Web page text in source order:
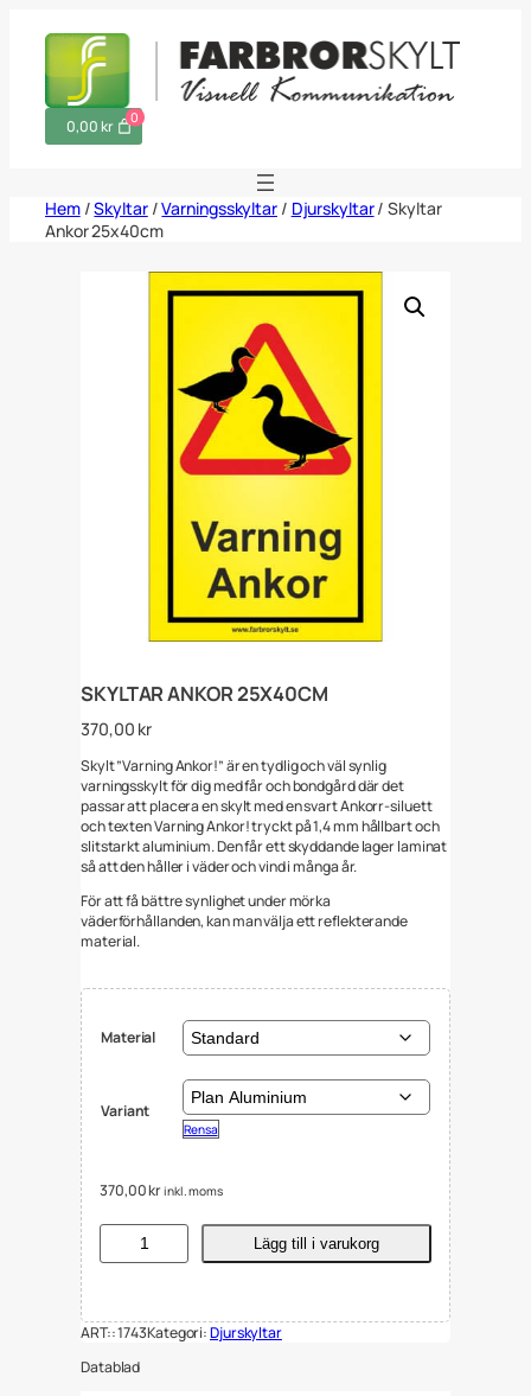
0
0,00 kr
Hem/Skyltar/Varningsskyltar/ Djurskyltar/ Skyltar
Ankor 25x40cm
SKYLTAR ANKOR 25X40CM
370,00 kr
Skylt ”Varning Ankor!” är en tydlig och väl synlig
varningsskylt för dig med får och bondgård där det
passar att placera en skylt med en svart Ankorr-siluett
och texten Varning Ankor! tryckt på 1,4 mm hållbart och
slitstarkt aluminium. Den får ett skyddande lager laminat
så att den håller i väder och vind i många år.
För att få bättre synlighet under mörka
väderförhållanden, kan man välja ett reflekterande
material.
Material
Variant
Rensa
370,00krinkl. moms
S
a
A
Lägg till i varukorg
ART::1743Kategori:Djurskyltar
Datablad